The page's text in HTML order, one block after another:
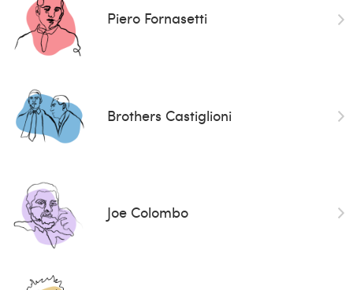
Piero Fornasetti
Brothers Castiglioni
Joe Colombo